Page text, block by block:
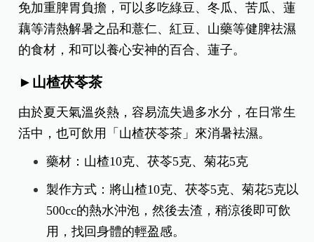
免加重脾胃負擔，可以多吃綠豆、冬瓜、苦瓜、蓮
藕等清熱解暑之品和薏仁、紅豆、山藥等健脾祛濕
的食材，和可以養心安神的百合、蓮子。
►山楂茯苓茶
由於夏天氣溫炎熱，容易流失過多水分，在日常生
活中，也可飲用「山楂茯苓茶」來消暑袪濕。
藥材：山楂10克、茯苓5克、菊花5克
製作方式：將山楂10克、茯苓5克、菊花5克以
500cc的熱水沖泡，然後去渣，稍涼後即可飲
用，找回身體的輕盈感。